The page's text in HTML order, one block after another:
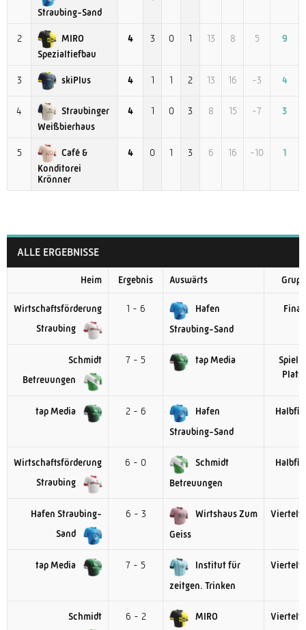
Straubing-Sand
2
MIRO
Spezialtiefbau
4 3 0 1 13 8 5 9
3 skiPlus 4 1 1 2 13 16 -3 4
4
Straubinger
Weißbierhaus
4 1 0 3 8 15 -7 3
5
Café &
Konditorei
Krönner
4 0 1 3 6 16 -10 1
ALLE ERGEBNISSE
Heim Ergebnis Auswärts
Wirtschaftsförderung
Straubing
1 - 6
Hafen
Straubing-Sand
Schmidt
Betreuungen
7 - 5 tap Media
Spiel
Platz
tap Media 2 - 6
Hafen
Straubing-Sand
Wirtschaftsförderung
Straubing
6 - 0
Schmidt
Betreuungen
Hafen Straubing-
Sand
6 - 3
Wirtshaus Zum
Geiss
tap Media 7 - 5
Institut für
zeitgen. Trinken
Schmidt
6 - 2
MIRO